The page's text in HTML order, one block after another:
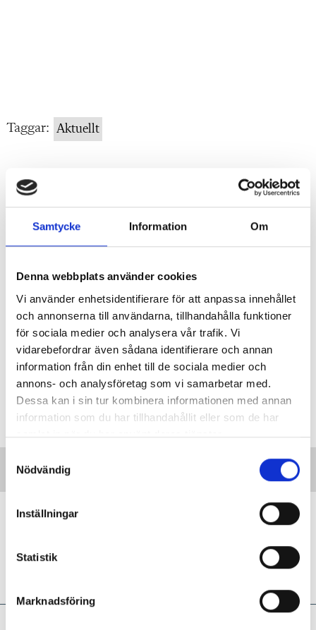
Samtycke Information Om
Denna webbplats använder cookies
Vi använder enhetsidentifierare för att anpassa innehållet
och annonserna till användarna, tillhandahålla funktioner
för sociala medier och analysera vår trafik. Vi
vidarebefordrar även sådana identifierare och annan
information från din enhet till de sociala medier och
annons- och analysföretag som vi samarbetar med.
Dessa kan i sin tur kombinera informationen med annan
information som du har tillhandahållit eller som de har
samlat in när du har använt deras tjänster.
m
v
Nödvändig
Inställningar
Statistik
Marknadsföring
Taggar: Aktuellt
Hur hanterar jag ansvaret för barnens
DILEMMAT